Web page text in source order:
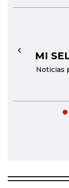
MI
Noticias
←